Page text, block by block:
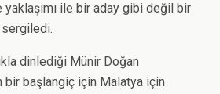
ile bir aday gibi değil bir
dinlediği Münir Doğan
bir başlangiç için Malatya için